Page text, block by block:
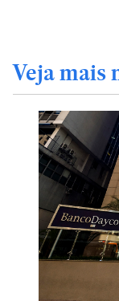
Veja mais